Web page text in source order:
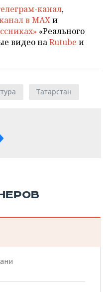
канал,
в MAXи
«Реального
видео наRutube и
Татарстан